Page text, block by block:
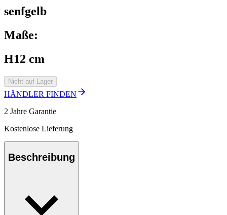
senfgelb
Maße:
H12 cm
Nicht auf Lager
HÄNDLER FINDEN
2 Jahre Garantie
Kostenlose Lieferung
Beschreibung